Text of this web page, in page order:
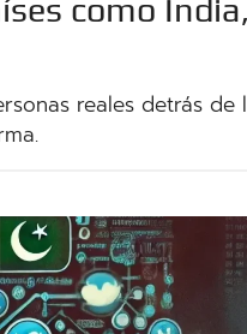
como India,
reales detrás de